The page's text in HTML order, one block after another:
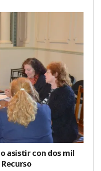
asistir con dos mil